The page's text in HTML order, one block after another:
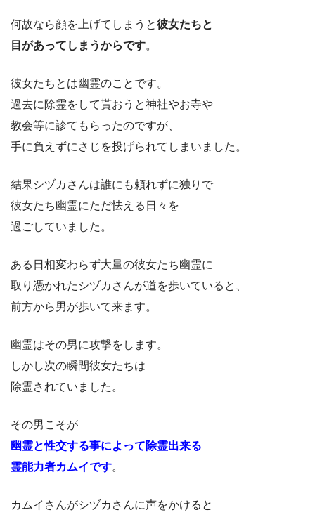
何故なら顔を上げてしまうと彼女たちと
目があってしまうからです。
彼女たちとは幽霊のことです。
過去に除霊をして貰おうと神社やお寺や
教会等に診てもらったのですが、
手に負えずにさじを投げられてしまいました。
結果シヅカさんは誰にも頼れずに独りで
彼女たち幽霊にただ怯える日々を
過ごしていました。
ある日相変わらず大量の彼女たち幽霊に
取り憑かれたシヅカさんが道を歩いていると、
前方から男が歩いて来ます。
幽霊はその男に攻撃をします。
しかし次の瞬間彼女たちは
除霊されていました。
その男こそが
幽霊と性交する事によって除霊出来る
霊能力者カムイです。
カムイさんがシヅカさんに声をかけると